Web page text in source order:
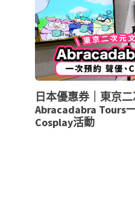
日本優惠券｜東京
Abracadabra Tours
Cosplay活動